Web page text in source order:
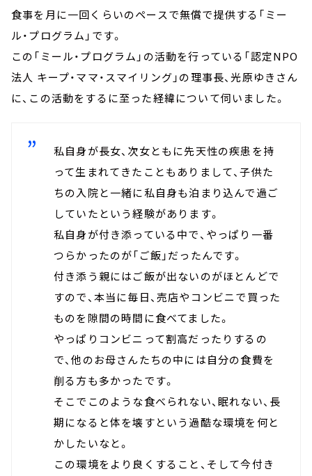
食事を月に一回くらいのペースで無償で提供する「ミー
ル・プログラム」です。
この「ミール・プログラム」の活動を行っている「認定NPO
法人 キープ・ママ・スマイリング」の理事長、光原ゆきさん
に、この活動をするに至った経緯について伺いました。
私自身が長女、次女ともに先天性の疾患を持
って生まれてきたこともありまして、子供た
ちの入院と一緒に私自身も泊まり込んで過ご
していたという経験があります。
私自身が付き添っている中で、やっぱり一番
つらかったのが「ご飯」だったんです。
付き添う親にはご飯が出ないのがほとんどで
すので、本当に毎日、売店やコンビニで買った
ものを隙間の時間に食べてました。
やっぱりコンビニって割高だったりするの
で、他のお母さんたちの中には自分の食費を
削る方も多かったです。
そこでこのような食べられない、眠れない、長
期になると体を壊すという過酷な環境を何と
かしたいなと。
この環境をより良くすること、そして今付き